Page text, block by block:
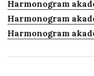
Harmonogram
Harmonogram
Harmonogram